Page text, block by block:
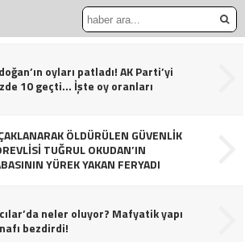
oyları patladı! AK Parti’yi
10 geçti… İşte oy oranları
ÖLDÜRÜLEN GÜVENLİK
TUĞRUL OKUDAN’IN
YÜREK YAKAN FERYADI
neler oluyor? Mafyatik yapı
bezdirdi!